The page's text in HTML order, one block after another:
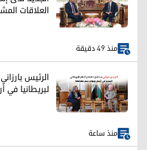
العلاقات
منذ 49 دقيقة
الرئيس
لبريطانيا في
منذ ساعة